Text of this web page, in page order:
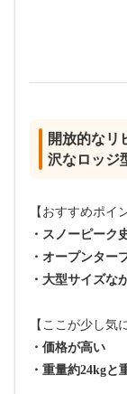
開放的なリ
沢なロッジ
【おすすめポイ
・スノーピーク
・オープンター
・大型サイズな
【ここが少し気
・価格が高い
・重量約24kgと